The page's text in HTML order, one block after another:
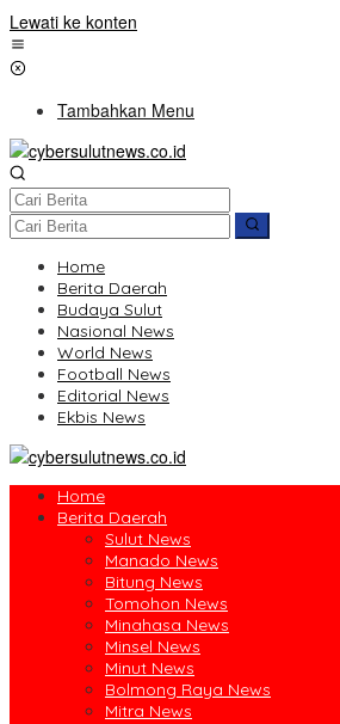
Lewati ke konten
Tambahkan Menu
Home
Berita Daerah
Budaya Sulut
Nasional News
World News
Football News
Editorial News
Ekbis News
Home
Berita Daerah
Sulut News
Manado News
Bitung News
Tomohon News
Minahasa News
Minsel News
Minut News
Bolmong Raya News
Mitra News